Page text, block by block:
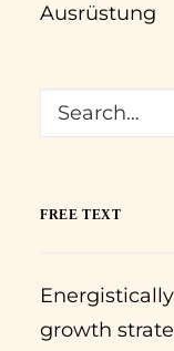
Ausrüstung
FREE TEXT
growth